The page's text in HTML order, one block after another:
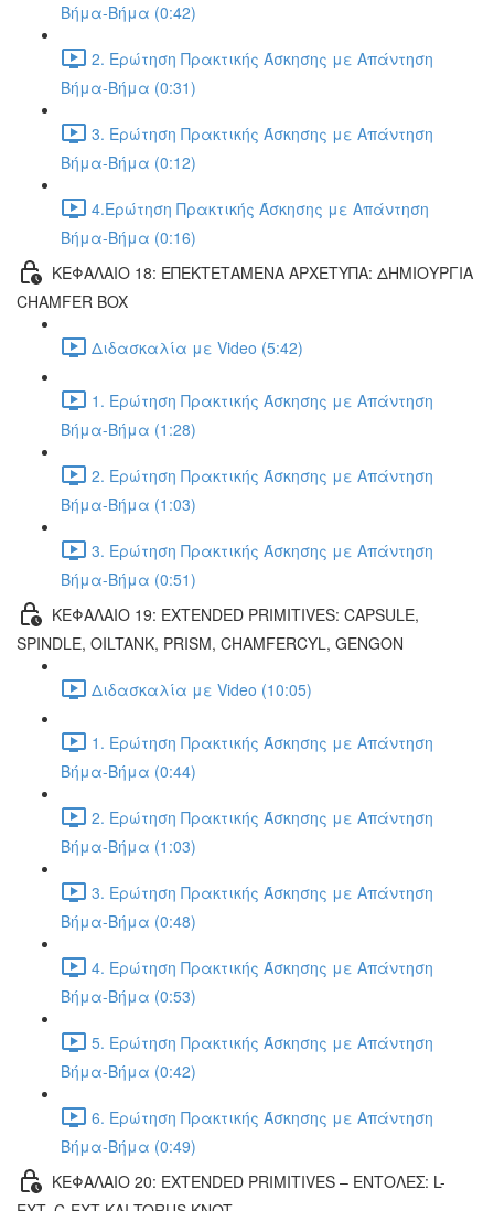
Βήμα-Βήμα (0:42)
2. Ερώτηση Πρακτικής Άσκησης με Απάντηση
Βήμα-Βήμα (0:31)
3. Ερώτηση Πρακτικής Άσκησης με Απάντηση
Βήμα-Βήμα (0:12)
4.Ερώτηση Πρακτικής Άσκησης με Απάντηση
Βήμα-Βήμα (0:16)
ΚΕΦΑΛΑΙΟ 18: ΕΠΕΚΤΕΤΑΜΕΝΑ ΑΡΧΕΤΥΠΑ: ΔΗΜΙΟΥΡΓΙΑ
CHAMFER BOX
Διδασκαλία με Video (5:42)
1. Ερώτηση Πρακτικής Άσκησης με Απάντηση
Βήμα-Βήμα (1:28)
2. Ερώτηση Πρακτικής Άσκησης με Απάντηση
Βήμα-Βήμα (1:03)
3. Ερώτηση Πρακτικής Άσκησης με Απάντηση
Βήμα-Βήμα (0:51)
ΚΕΦΑΛΑΙΟ 19: EXTENDED PRIMITIVES: CAPSULE,
SPINDLE, OILTANK, PRISM, CHAMFERCYL, GENGON
Διδασκαλία με Video (10:05)
1. Ερώτηση Πρακτικής Άσκησης με Απάντηση
Βήμα-Βήμα (0:44)
2. Ερώτηση Πρακτικής Άσκησης με Απάντηση
Βήμα-Βήμα (1:03)
3. Ερώτηση Πρακτικής Άσκησης με Απάντηση
Βήμα-Βήμα (0:48)
4. Ερώτηση Πρακτικής Άσκησης με Απάντηση
Βήμα-Βήμα (0:53)
5. Ερώτηση Πρακτικής Άσκησης με Απάντηση
Βήμα-Βήμα (0:42)
6. Ερώτηση Πρακτικής Άσκησης με Απάντηση
Βήμα-Βήμα (0:49)
ΚΕΦΑΛΑΙΟ 20: EXTENDED PRIMITIVES – ΕΝΤΟΛΕΣ: L-